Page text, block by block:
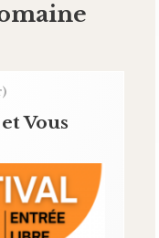
Vous